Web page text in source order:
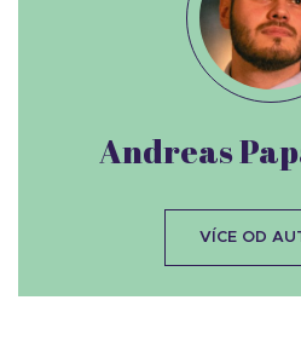
Andreas
VÍCE OD